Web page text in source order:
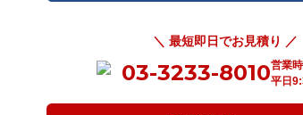
＼ 最短即日でお見積り ／
03-3233-8010営業時
平日